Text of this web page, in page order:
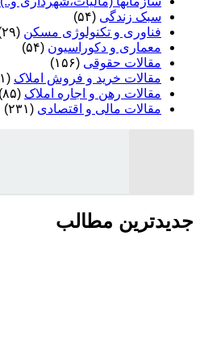
سبک زندگی (۵۴)
فناوری و تکنولوژی مسکن (۲۹)
معماری و دکوراسیون (۵۴)
مقالات حقوقی (۱۵۶)
مقالات خرید و فروش املاک (۱۹۱)
مقالات رهن و اجاره املاک (۸۵)
مقالات مالی و اقتصادی (۲۳۱)
جدیدترین مطالب